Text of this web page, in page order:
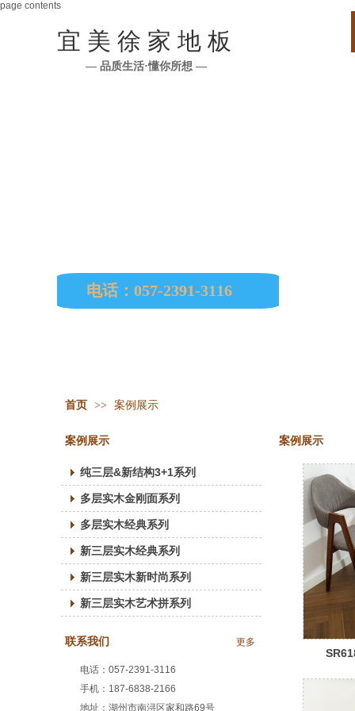
page contents
宜 美 徐 家 地 板
— 品质生活·懂你所想 —
电话：057-2391-3116
首页 >> 案例展示
案例展示
纯三层&新结构3+1系列
多层实木金刚面系列
多层实木经典系列
新三层实木经典系列
新三层实木新时尚系列
新三层实木艺术拼系列
联系我们 更多
电话：057-2391-3116
手机：187-6838-2166
地址：湖州市南浔区家和路69号
案例展示